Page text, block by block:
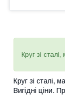
Круг зі
Круг зі сталі,
Вигідні ціни.